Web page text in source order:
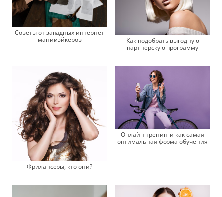
Советы от западных интернет
манимэйкеров
Как подобрать выгодную
партнерскую программу
Фрилансеры, кто они?
Онлайн тренинги как самая
оптимальная форма обучения